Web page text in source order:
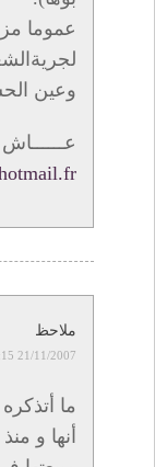
عموما
وعين
عــــــاش
ملاحظ
21/11/2007 AT 22:15
ما
أنها و